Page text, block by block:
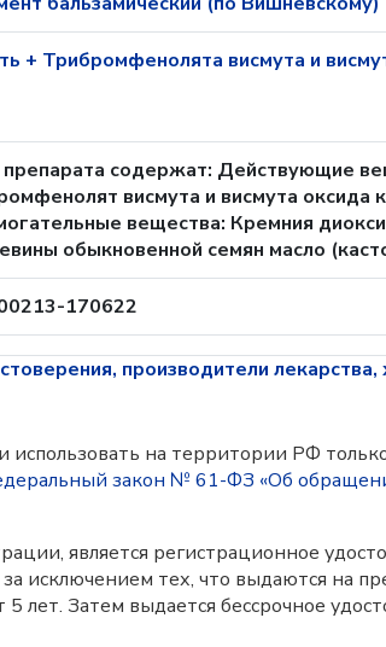
+ Трибромфенолята висмута и
препарата содержат: Действующие
висмута и висмута
вещества: Кремния
обыкновенной семян масло
170622
производители лекарства,
на территории РФ
закон № 61-ФЗ «Об
является регистрационное
исключением тех, что выдаются на
5 лет. Затем выдается бессрочное